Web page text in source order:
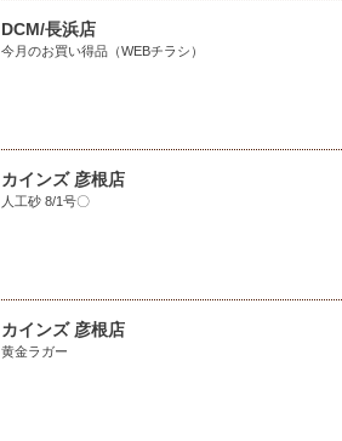
DCM/長浜店
今月のお買い得品（WEBチラシ）
カインズ 彦根店
人工砂 8/1号〇
カインズ 彦根店
黄金ラガー